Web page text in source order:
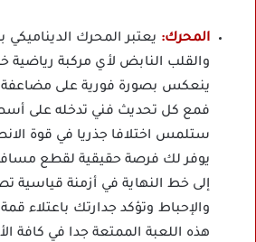
المحرك: يعتبر المحرك الديناميكي
والقلب النابض لأي مركبة رياضية
ينعكس بصورة فورية على مضاعفة
فمع كل تحديث فني تدخله على
ستلمس اختلافا جذريا في قوة
يوفر لك فرصة حقيقية لقطع
إلى خط النهاية في أزمنة
والإحباط وتؤكد جدارتك باعتلاء
هذه اللعبة الممتعة جدا في كافة